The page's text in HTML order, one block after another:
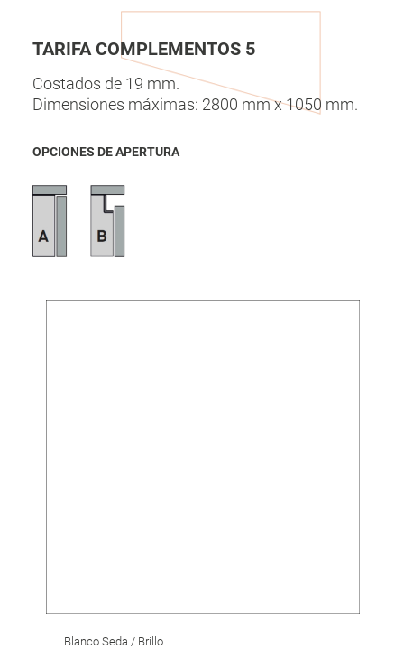
TARIFA COMPLEMENTOS 5
Costados de 19 mm.
Dimensiones máximas: 2800 mm x 1050 mm.
OPCIONES DE APERTURA
Blanco Seda / Brillo